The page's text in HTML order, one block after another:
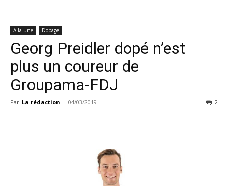
A la une Dopage
Georg Preidler dopé n’est
plus un coureur de
Groupama-FDJ
Par La rédaction - 04/03/2019 2